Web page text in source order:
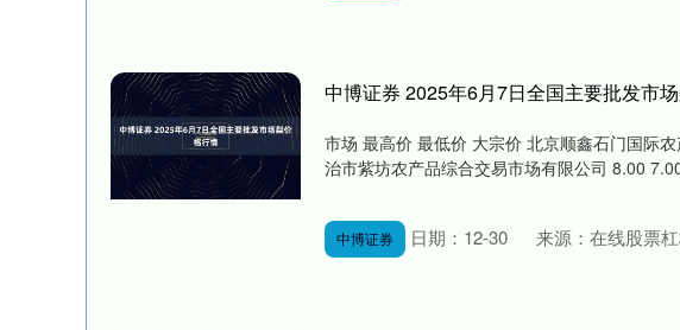
中博证券 2025年6月7日全国主要批发市
市场 最高价 最低价 大宗价 北京顺鑫石门国际
治市紫坊农产品综合交易市场有限公司 8.00
中博证券 日期：12-30
来源：在线股票